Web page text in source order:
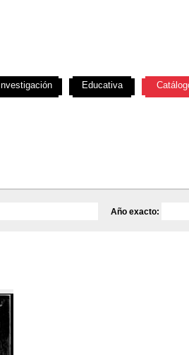
Año exacto:
Investigación Educativa